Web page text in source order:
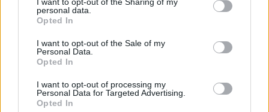
grant or deny consent to Google and its third-party tags to
use your data for below specified purposes in below Google
consent section.
personal data.
Opted In
I want to opt-out of the Sale of my
Personal Data.
Opted In
I want to opt-out of processing my
Personal Data for Targeted Advertising.
Opted In
AKCIÓK ÉS INGYENES JÁTÉKOK